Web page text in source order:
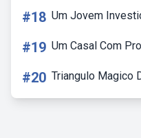
#18 Um Jovem
#19 Um Casal Com
#20 Triangulo Magico